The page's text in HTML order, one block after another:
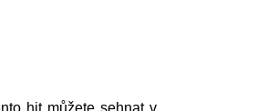
hit můžete sehnat v